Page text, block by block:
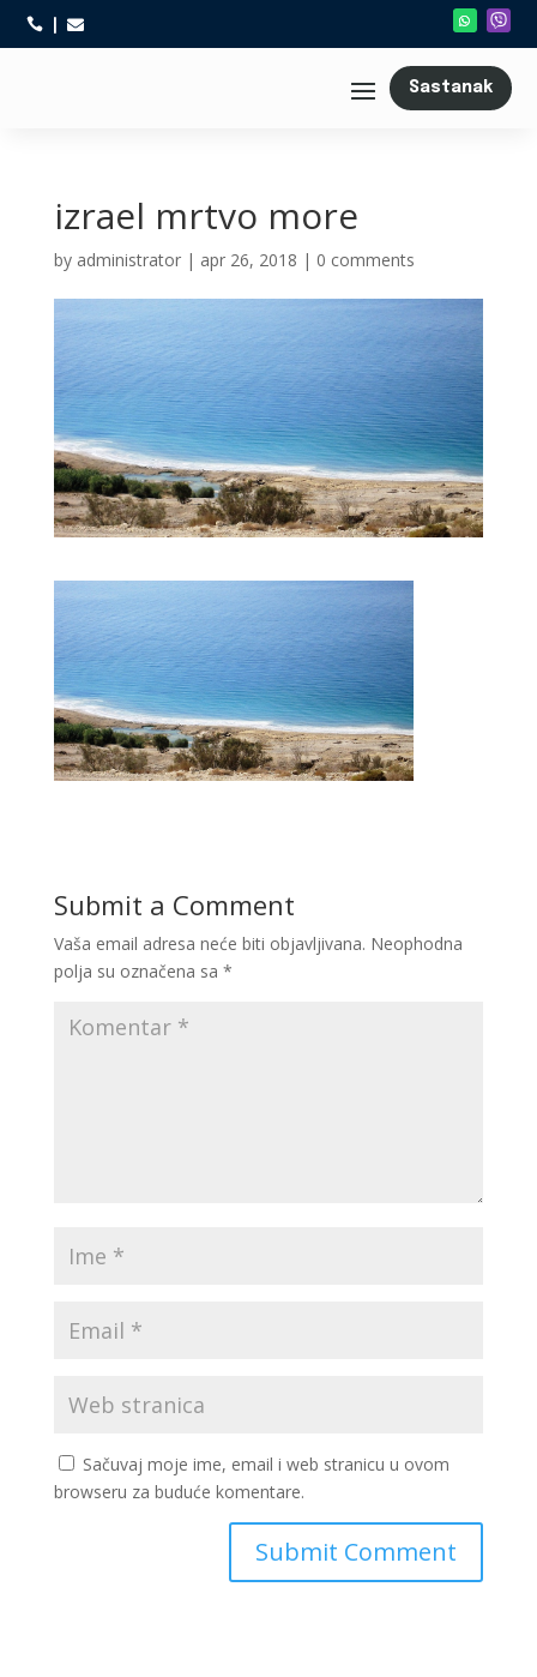
 
Sastanak
izrael mrtvo more
by administrator| apr 26, 2018 | 0 comments
Submit a Comment
Vaša email adresa neće biti objavljivana. Neophodna
polja su označena sa *
Sačuvaj moje ime, email i web stranicu u ovom
browseru za buduće komentare.